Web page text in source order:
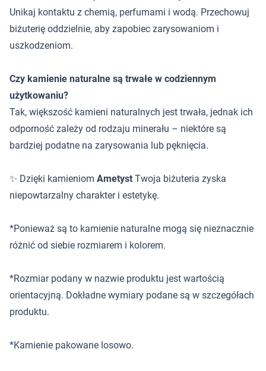
Unikaj kontaktu z chemią, perfumami i wodą. Przechowuj
biżuterię oddzielnie, aby zapobiec zarysowaniom i
uszkodzeniom.
Czy kamienie naturalne są trwałe w codziennym
użytkowaniu?
Tak, większość kamieni naturalnych jest trwała, jednak ich
odporność zależy od rodzaju minerału – niektóre są
bardziej podatne na zarysowania lub pęknięcia.
✨ Dzięki kamieniom Ametyst Twoja biżuteria zyska
niepowtarzalny charakter i estetykę.
*Ponieważ są to kamienie naturalne mogą się nieznacznie
różnić od siebie rozmiarem i kolorem.
*Rozmiar podany w nazwie produktu jest wartością
orientacyjną. Dokładne wymiary podane są w szczegółach
produktu.
*Kamienie pakowane losowo.